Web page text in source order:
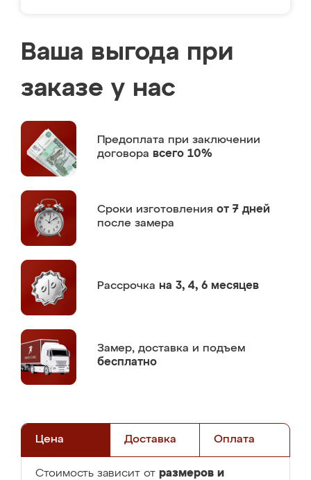
Ваша выгода при
заказе у нас
Предоплата при заключении
договора всего 10%
Сроки изготовления от 7 дней
после замера
Рассрочка на 3, 4, 6 месяцев
Замер, доставка и подъем
бесплатно
Цена Доставка Оплата
Стоимость зависит от размеров и